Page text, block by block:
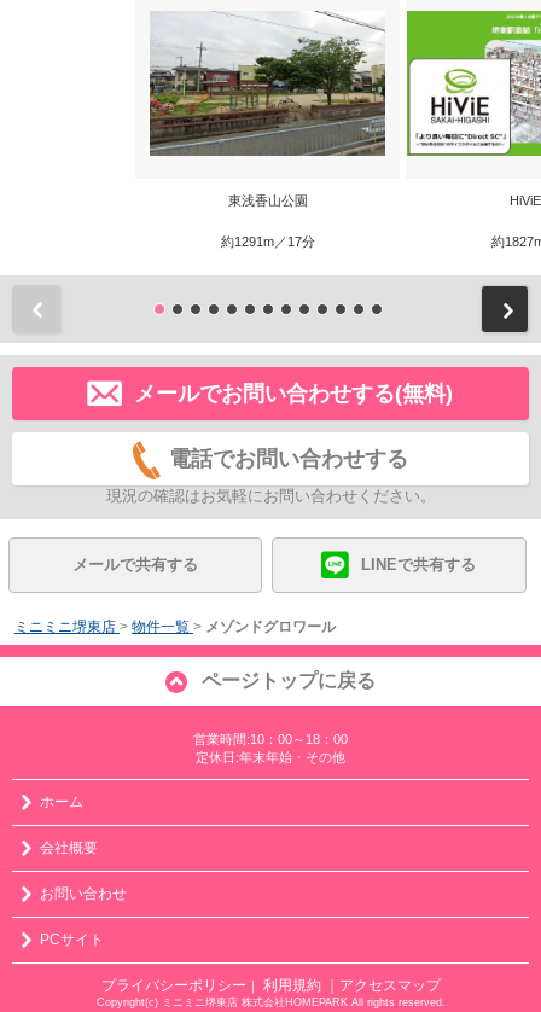
東浅香山公園
約1291m／17分 約
メールでお問い合わせする(無料)
電話でお問い合わせする
現況の確認はお気軽にお問い合わせください。
メールで共有する LINEで共有する
ミニミニ堺東店 > 物件一覧 > メゾンドグロワール
ページトップに戻る
営業時間:10：00～18：00
定休日:年末年始・その他
ホーム
会社概要
お問い合わせ
PCサイト
プライバシーポリシー 利用規約 ｜アクセスマップ
Copyright(c) ミニミニ堺東店 株式会社HOMEPARK All rights reserved.